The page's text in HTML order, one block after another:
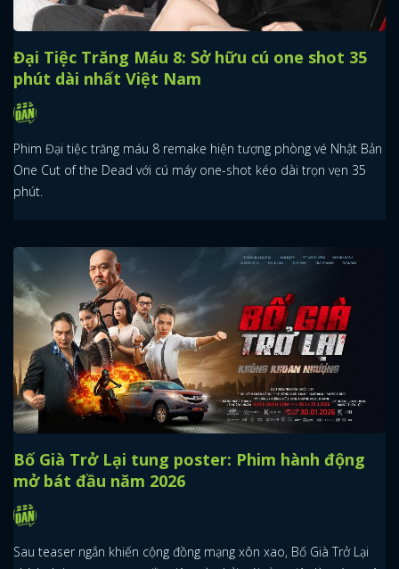
Đại Tiệc Trăng Máu 8: Sở hữu cú one shot 35
phút dài nhất Việt Nam
Phim Đại tiệc trăng máu 8 remake hiện tượng phòng vé Nhật Bản
One Cut of the Dead với cú máy one-shot kéo dài trọn vẹn 35
phút.
Bố Già Trở Lại tung poster: Phim hành động
mở bát đầu năm 2026
Sau teaser ngắn khiến cộng đồng mạng xôn xao, Bố Già Trở Lại